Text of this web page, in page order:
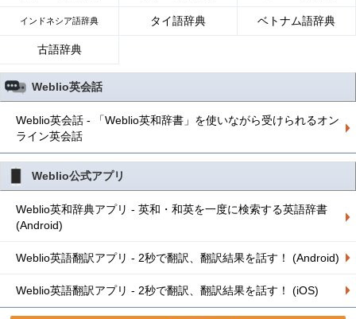
インドネシア語辞典 タイ語辞典 ベトナム語辞典
古語辞典
Weblio英会話
Weblio英会話 - 「Weblio英和辞書」を使いながら受けられるオン
ライン英会話
Weblio公式アプリ
Weblio英和辞典アプリ - 英和・和英を一度に検索する英語辞書
(Android)
Weblio英語翻訳アプリ - 2秒で翻訳、翻訳結果を話す！ (Android)
Weblio英語翻訳アプリ - 2秒で翻訳、翻訳結果を話す！ (iOS)